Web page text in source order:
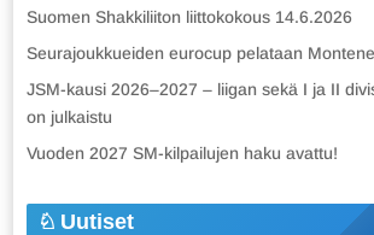
Suomen Shakkiliiton liittokokous 14.6.2026
Seurajoukkueiden eurocup pelataan
JSM-kausi 2026–2027 – liigan sekä I ja II
on julkaistu
Vuoden 2027 SM-kilpailujen haku avattu!
Uutiset